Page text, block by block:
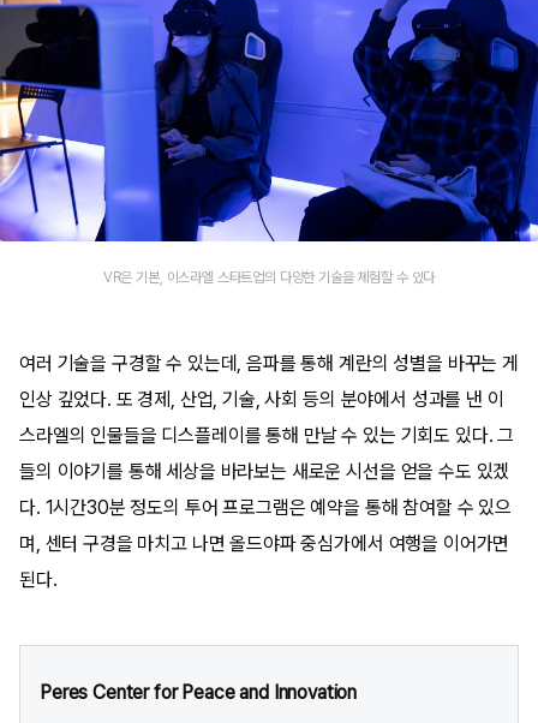
VR은 기본, 이스라엘 스타트업의 다양한 기술을 체험할 수 있다
여러 기술을 구경할 수 있는데, 음파를 통해 계란의 성별을 바꾸는 게
인상 깊었다. 또 경제, 산업, 기술, 사회 등의 분야에서 성과를 낸 이
스라엘의 인물들을 디스플레이를 통해 만날 수 있는 기회도 있다. 그
들의 이야기를 통해 세상을 바라보는 새로운 시선을 얻을 수도 있겠
다. 1시간30분 정도의 투어 프로그램은 예약을 통해 참여할 수 있으
며, 센터 구경을 마치고 나면 올드야파 중심가에서 여행을 이어가면
된다.
Peres Center for Peace and Innovation